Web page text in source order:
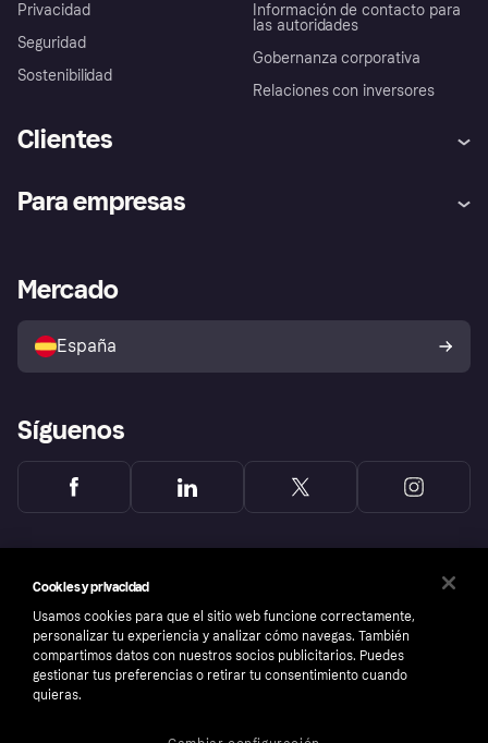
Privacidad
Seguridad
Sostenibilidad
Información de contacto para
las autoridades
Gobernanza corporativa
Relaciones con inversores
Clientes
Inicio de sesión
Directorio de tiendas
Política de protección al
comprador de Klarna
Reclamaciones
Para empresas
Acceso empresas
Mercado
España
Síguenos
Cookies y privacidad
Usamos cookies para que el sitio web funcione correctamente,
personalizar tu experiencia y analizar cómo navegas. También
compartimos datos con nuestros socios publicitarios. Puedes
gestionar tus preferencias o retirar tu consentimiento cuando
quieras.